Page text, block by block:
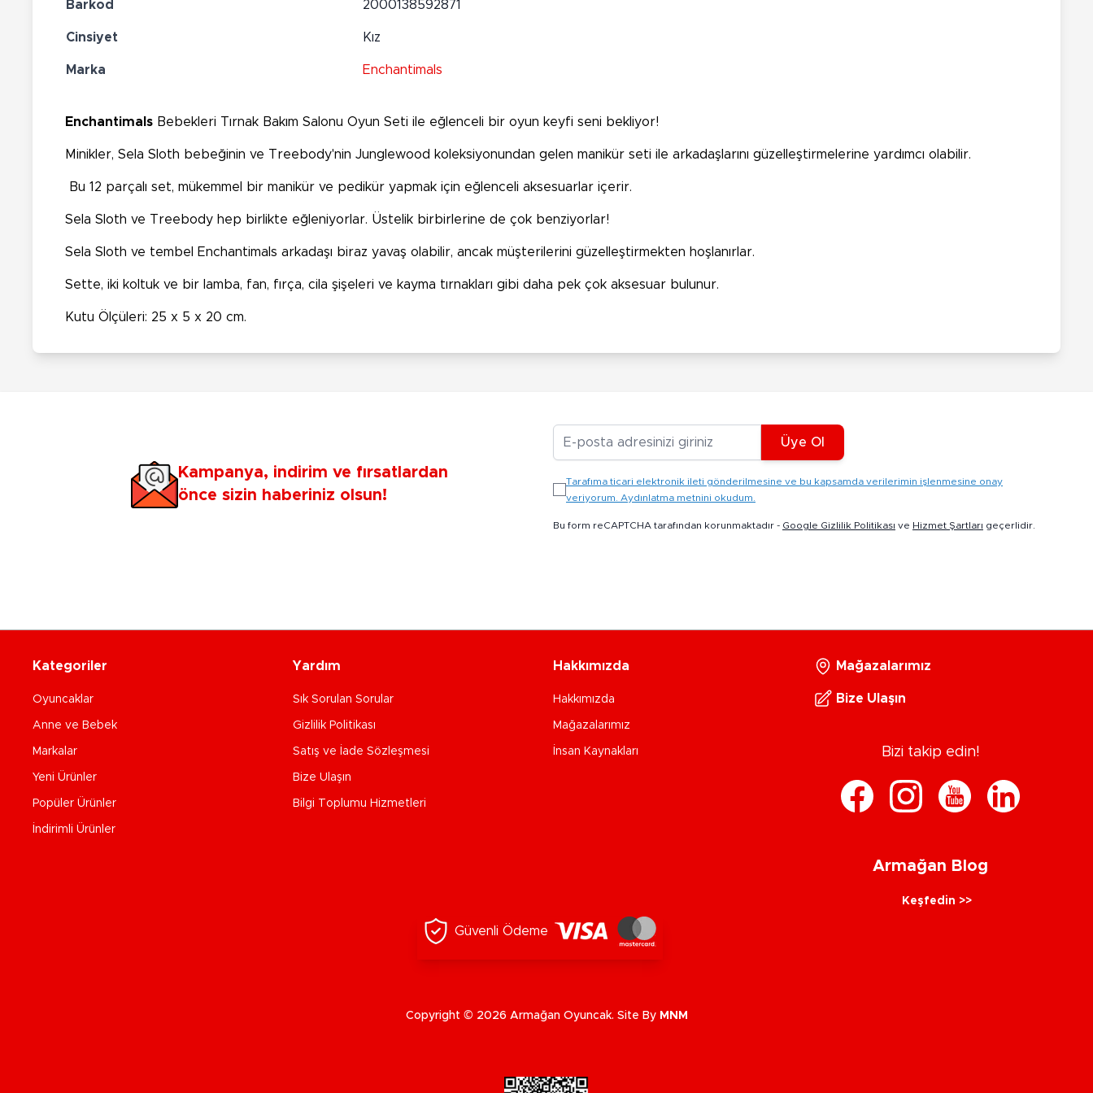
Barkod 2000138592871
Cinsiyet Kız
Marka Enchantimals
Enchantimals Bebekleri Tırnak Bakım Salonu Oyun Seti ile eğlenceli bir oyun keyfi seni bekliyor!
Minikler, Sela Sloth bebeğinin ve Treebody'nin Junglewood koleksiyonundan gelen manikür seti ile arkadaşlarını güzelleştirmelerine yardımcı olabilir.
Bu 12 parçalı set, mükemmel bir manikür ve pedikür yapmak için eğlenceli aksesuarlar içerir.
Sela Sloth ve Treebody hep birlikte eğleniyorlar. Üstelik birbirlerine de çok benziyorlar!
Sela Sloth ve tembel Enchantimals arkadaşı biraz yavaş olabilir, ancak müşterilerini güzelleştirmekten hoşlanırlar.
Sette, iki koltuk ve bir lamba, fan, fırça, cila şişeleri ve kayma tırnakları gibi daha pek çok aksesuar bulunur.
Kutu Ölçüleri: 25 x 5 x 20 cm.
Kampanya, indirim ve fırsatlardan
önce sizin haberiniz olsun!
Üye Ol
Tarafıma ticari elektronik ileti gönderilmesine ve bu kapsamda verilerimin işlenmesine onay
veriyorum. Aydınlatma metnini okudum.
Bu form reCAPTCHA tarafından korunmaktadır - Google Gizlilik Politikası ve Hizmet Şartları geçerlidir.
Kategoriler
Oyuncaklar
Anne ve Bebek
Markalar
Yeni Ürünler
Popüler Ürünler
İndirimli Ürünler
Yardım
Sık Sorulan Sorular
Gizlilik Politikası
Satış ve İade Sözleşmesi
Bize Ulaşın
Bilgi Toplumu Hizmetleri
Hakkımızda
Hakkımızda
Mağazalarımız
İnsan Kaynakları
Mağazalarımız
Bize Ulaşın
Bizi takip edin!
Armağan Blog
Keşfedin >>
Güvenli Ödeme
Copyright © 2026 Armağan Oyuncak. Site By MNM